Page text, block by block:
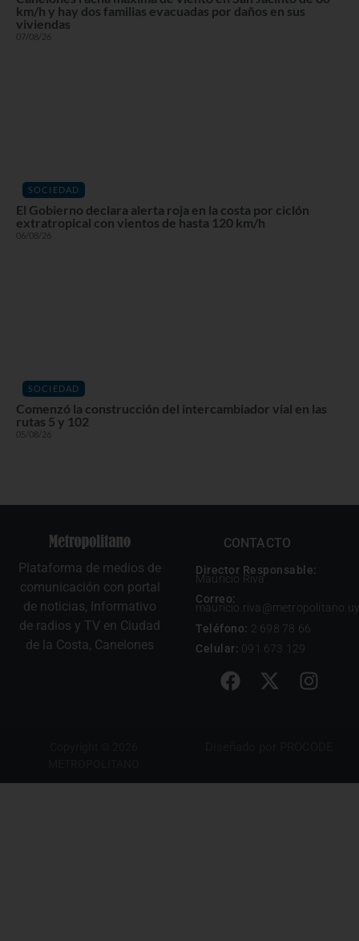
km/h y hay dos familias evacuadas por daños en sus
viviendas
07/08/26
SOCIEDAD
El Gobierno declara alerta roja en la costa por ciclón
extratropical con vientos de hasta 120 km/h
06/08/26
SOCIEDAD
Comenzó la construcción del intercambiador vial en las
rutas 5 y 102
05/08/26
Plataforma de medios de
comunicación con portal
de noticias, Informativo
de radios y TV en Ciudad
de la Costa, Canelones
CONTACTO
Director Responsable:
Mauricio Riva
Correo:
mauricio.riva@metropolitano.uy
Teléfono: 2 698 78 66
Celular: 091 673 129